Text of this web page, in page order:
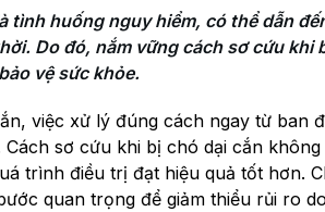
tình huống nguy hiểm, có thể dẫn
Do đó, nắm vững cách sơ cứu khi
vệ sức khỏe.
việc xử lý đúng cách ngay từ ban
Cách sơ cứu khi bị chó dại cắn
trình điều trị đạt hiệu quả tốt hơn.
quan trọng để giảm thiểu rủi ro